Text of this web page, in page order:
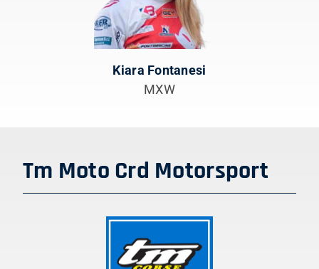
Kiara Fontanesi
MXW
Tm Moto Crd Motorsport